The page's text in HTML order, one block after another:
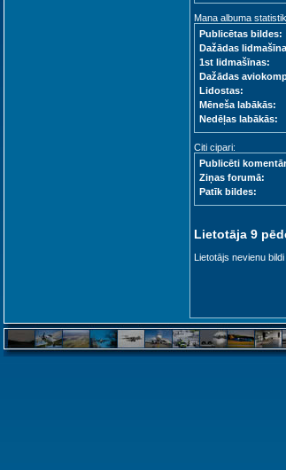
Mana albuma
Publicētas bildes:
Dažādas
1st lidmašīnas:
Dažādas
Lidostas:
Mēneša labākās:
Nedēļas labākās:
Citi cipari:
Publicēti
Ziņas forumā:
Patīk bildes:
Lietotāja 9
Lietotājs nevienu